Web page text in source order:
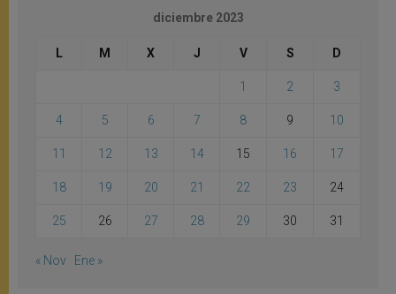
diciembre 2023
L M X J V S D
1 2 3
4 5 6 7 8 9 10
11 12 13 14 15 16 17
18 19 20 21 22 23 24
25 26 27 28 29 30 31
« Nov Ene »